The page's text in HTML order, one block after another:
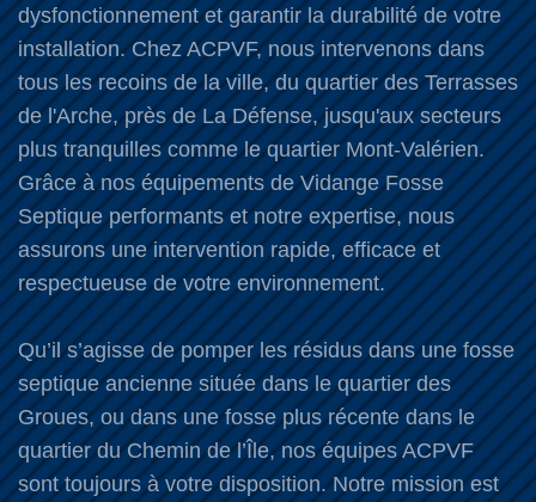
dysfonctionnement et garantir la durabilité de votre
installation. Chez ACPVF, nous intervenons dans
tous les recoins de la ville, du quartier des Terrasses
de l'Arche, près de La Défense, jusqu'aux secteurs
plus tranquilles comme le quartier Mont-Valérien.
Grâce à nos équipements de Vidange Fosse
Septique performants et notre expertise, nous
assurons une intervention rapide, efficace et
respectueuse de votre environnement.
Qu’il s’agisse de pomper les résidus dans une fosse
septique ancienne située dans le quartier des
Groues, ou dans une fosse plus récente dans le
quartier du Chemin de l’Île, nos équipes ACPVF
sont toujours à votre disposition. Notre mission est